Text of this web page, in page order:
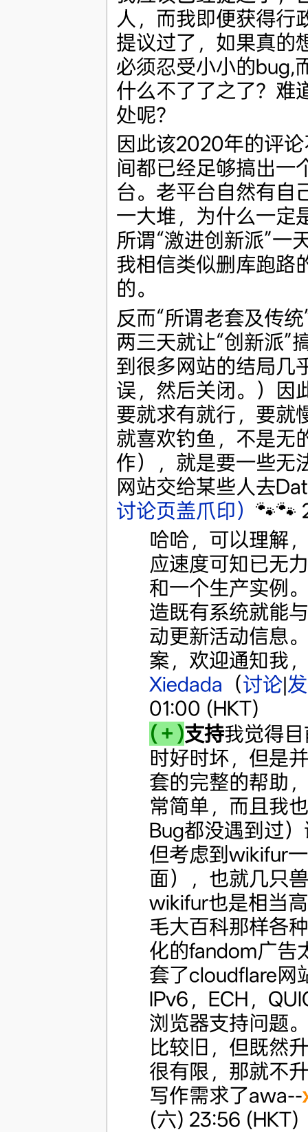
人，而我即便获得行
提议过了，如果真的
必须忍受小小的bug,
什么不了了之了？难
处呢？
因此该2020年的评
间都已经足够搞出一
台。老平台自然有自
一大堆，为什么一定
所谓“激进创新派”一
我相信类似删库跑路
的。
反而“所谓老套及传
两三天就让“创新派”
到很多网站的结局几
误，然后关闭。）因
要就求有就行，要就
就喜欢钓鱼，不是无
作），就是要一些无
网站交给某些人去
讨论页盖爪印） 🐾🐾
哈哈，可以理解
应速度可知已无
和一个生产实例
造既有系统就能
动更新活动信息
案，欢迎通知我
Xiedada （讨论|
01:00 (HKT)
(＋)支持我觉得
时好时坏，但是
套的完整的帮助
常简单，而且我
Bug都没遇到过
但考虑到wikifur
面），也就几只
wikifur也是相当
毛大百科那样各
化的fandom广告
套了cloudflare网
IPv6，ECH，
浏览器支持问题
比较旧，但既然
很有限，那就不
写作需求了awa--
(六) 23:56 (HKT)